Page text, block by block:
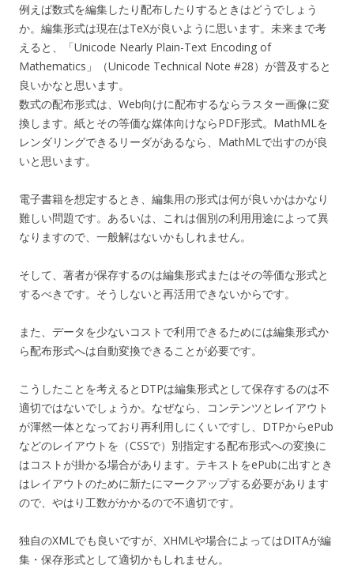
例えば数式を編集したり配布したりするときはどうでしょう
か。編集形式は現在はTeXが良いように思います。未来まで考
えると、「Unicode Nearly Plain-Text Encoding of
Mathematics」（Unicode Technical Note #28）が普及すると
良いかなと思います。
数式の配布形式は、Web向けに配布するならラスター画像に変
換します。紙とその等価な媒体向けならPDF形式。MathMLを
レンダリングできるリーダがあるなら、MathMLで出すのが良
いと思います。
電子書籍を想定するとき、編集用の形式は何が良いかはかなり
難しい問題です。あるいは、これは個別の利用用途によって異
なりますので、一般解はないかもしれません。
そして、著者が保存するのは編集形式またはその等価な形式と
するべきです。そうしないと再活用できないからです。
また、データを少ないコストで利用できるためには編集形式か
ら配布形式へは自動変換できることが必要です。
こうしたことを考えるとDTPは編集形式として保存するのは不
適切ではないでしょうか。なぜなら、コンテンツとレイアウト
が渾然一体となっており再利用しにくいですし、DTPからePub
などのレイアウトを（CSSで）別指定する配布形式への変換に
はコストが掛かる場合があります。テキストをePubに出すとき
はレイアウトのために新たにマークアップする必要があります
ので、やはり工数がかかるので不適切です。
独自のXMLでも良いですが、XHMLや場合によってはDITAが編
集・保存形式として適切かもしれません。